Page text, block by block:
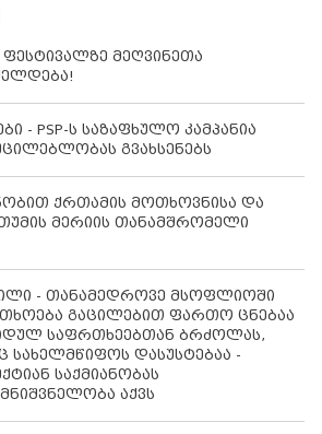
ფესტივალზე მეღვინეთა
- PSP-ს საზაფხულო კამპანია
გვახსენებს
ქრთამის მოთხოვნისა და
მერიის თანამშრომელი
- თანამედროვე მსოფლიოში
გაცილებით ფართო ცნებაა
საფრთხეებთან ბრძოლას,
დასუსტებაა -
საქმიანობას
აქვს